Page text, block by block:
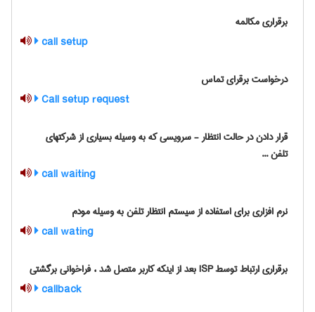
برقراری مکالمه
call setup
درخواست برقرای تماس
Call setup request
قرار دادن در حالت انتظار - سرویسی که به وسیله بسیاری از شرکتهای
تلفن ...
call waiting
نرم افزاری برای استفاده از سیستم انتظار تلفن به وسیله مودم
call wating
برقراری ارتباط توسط ISP بعد از اینکه کاربر متصل شد ، فراخوانی برگشتی
callback